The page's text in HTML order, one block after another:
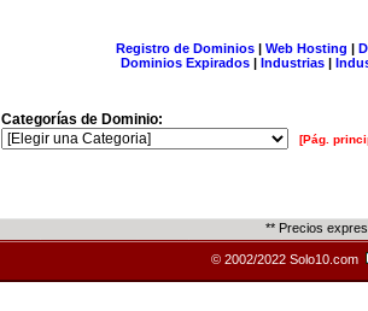
Registro de Dominios| Web Hosting |
Dominios Expirados | Industrias |
Categorías de Dominio:
[Pág.
** Precios
© 2002/2022 Solo10.com